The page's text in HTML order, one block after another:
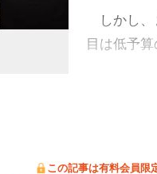
しかし、
目は低予算
この記事は有料会員限